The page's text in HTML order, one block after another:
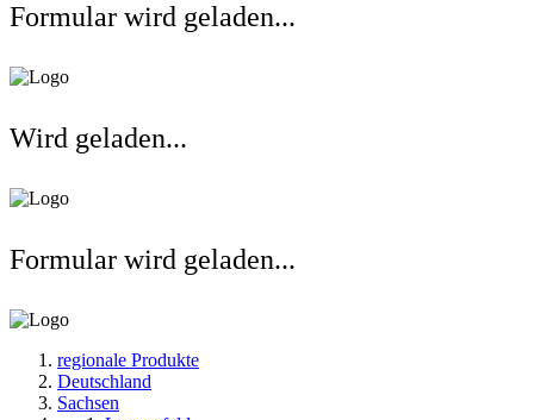
Formular wird geladen...
Wird geladen...
Formular wird geladen...
regionale Produkte
Deutschland
Sachsen